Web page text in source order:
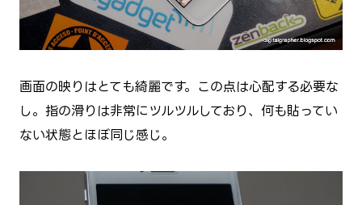
画面の映りはとても綺麗です。この点は心配する必要な
し。指の滑りは非常にツルツルしており、何も貼ってい
ない状態とほぼ同じ感じ。